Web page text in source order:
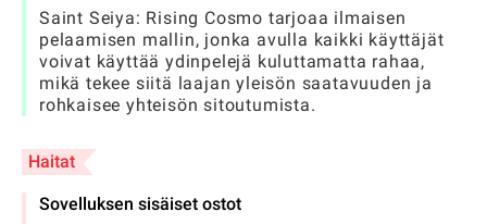
Saint Seiya: Rising Cosmo tarjoaa ilmaisen
pelaamisen mallin, jonka avulla kaikki käyttäjät
voivat käyttää ydinpelejä kuluttamatta rahaa,
mikä tekee siitä laajan yleisön saatavuuden ja
rohkaisee yhteisön sitoutumista.
Haitat
Sovelluksen sisäiset ostot